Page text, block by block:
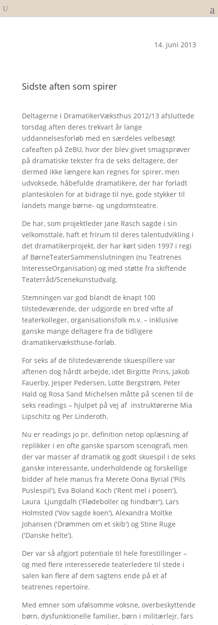
14. juni 2013
Sidste aften som spirer
Deltagerne i DramatikerVæksthus 2012/13 afsluttede
torsdag aften deres trekvart år lange
uddannelsesforløb med en særdeles velbesøgt
cafeaften på ZeBU, hvor der blev givet smagsprøver
på dramatiske tekster fra de seks deltagere, der
dermed ikke længere kan regnes for spirer, men
udvoksede, håbefulde dramatikere, der har forladt
planteskolen for at bidrage til nye, gode stykker til
landets mange børne- og ungdomsteatre.
De har, som projektleder Jane Rasch sagde i sin
velkomsttale, haft et frirum til deres talentudvikling i
det dramatikerprojekt, der har kørt siden 1997 i regi
af BørneTeaterSammenslutningen (nu Teatrenes
InteresseOrganisation) og med støtte fra skiftende
Teaterråd/Scenekunstudvalg.
Stemningen var god blandt de knapt 100
tilstedeværende, der udgjorde en bred vifte af
teaterkolleger, organisationsfolk m.v. – inklusive
ganske mange deltagere fra de tidligere
dramatikervæksthuse-forløb.
For seks af de tilstedeværende skuespillere var
aftenen dog hårdt arbejde, idet Birgitte Prins, Jakob
Fauerby, Jesper Pedersen, Lotte Bergstrøm, Peter
Hald og Rosa Sand Michelsen måtte på scenen til de
seks readings – hjulpet på vej af instruktørerne Mia
Lipschitz og Per Linderoth.
Nu er readings jo pr. definition netop oplæsning af
replikker i en ofte ganske sparsom scenografi, men
der var masser af dramatik og godt skuespil i de seks
ganske interessante, underholdende og forskellige
bidder af hele manus fra Merete Oona Byrial ('Pils
Puslespil'), Eva Boland Koch ('Rent mel i posen'),
Laura Ljungdalh ('Flødeboller og hindbær'), Lars
Holmsted ('Vov sagde koen'), Alexandra Moltke
Johansen ('Drømmen om et skib') og Stine Ruge
('Danske helte').
Der var så afgjort potentiale til hele forestillinger –
og med flere interesserede teaterledere til stede i
salen kan flere af dem sagtens ende på et af
teatrenes repertoire.
Med emner som ufølsomme voksne, overbeskyttende
børn, dysfunktionelle familier, børn i militærlejr, fars